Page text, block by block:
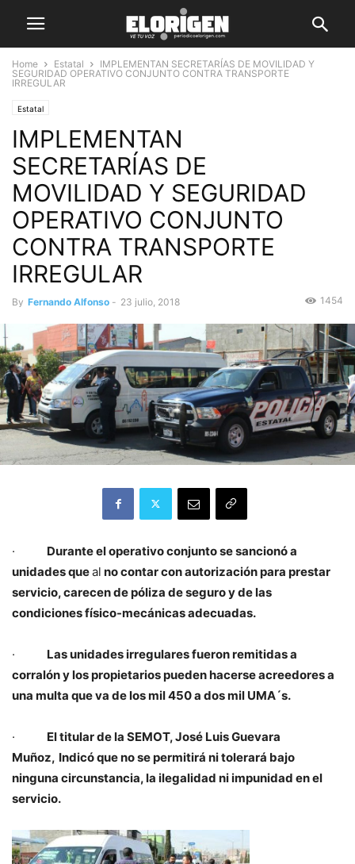
Home Estatal
IMPLEMENTAN SECRETARÍAS DE MOVILIDAD Y
SEGURIDAD OPERATIVO CONJUNTO CONTRA TRANSPORTE
IRREGULAR
Estatal
IMPLEMENTAN
SECRETARÍAS DE
MOVILIDAD Y SEGURIDAD
OPERATIVO CONJUNTO
CONTRA TRANSPORTE
IRREGULAR
By Fernando Alfonso - 23 julio, 2018 1454
· Durante el operativo conjunto se sancionó a
unidades queal no contar con autorización para prestar
servicio, carecen de póliza de seguro y de las
condiciones físico-mecánicas adecuadas.
· Las unidades irregulares fueron remitidas a
corralón y los propietarios pueden hacerse acreedores a
una multa que va de los mil 450 a dos mil UMA´s.
· El titular de la SEMOT, José Luis Guevara
Muñoz, Indicó que no se permitirá ni tolerará bajo
ninguna circunstancia, la ilegalidad ni impunidad en el
servicio.